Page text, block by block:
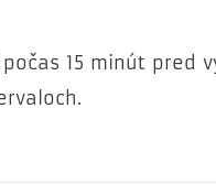
15 minút pred